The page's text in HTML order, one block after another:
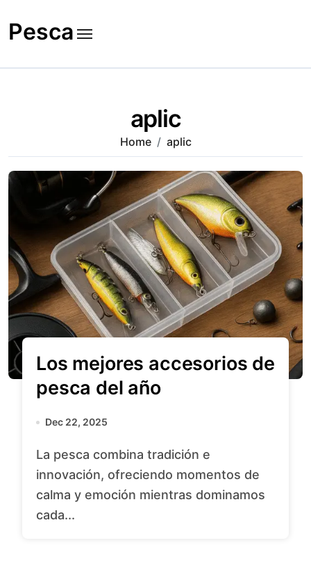
to
content
Pesca
aplic
Home aplic
Los mejores accesorios de
pesca del año
Dec 22, 2025
La pesca combina tradición e
innovación, ofreciendo momentos de
calma y emoción mientras dominamos
cada...